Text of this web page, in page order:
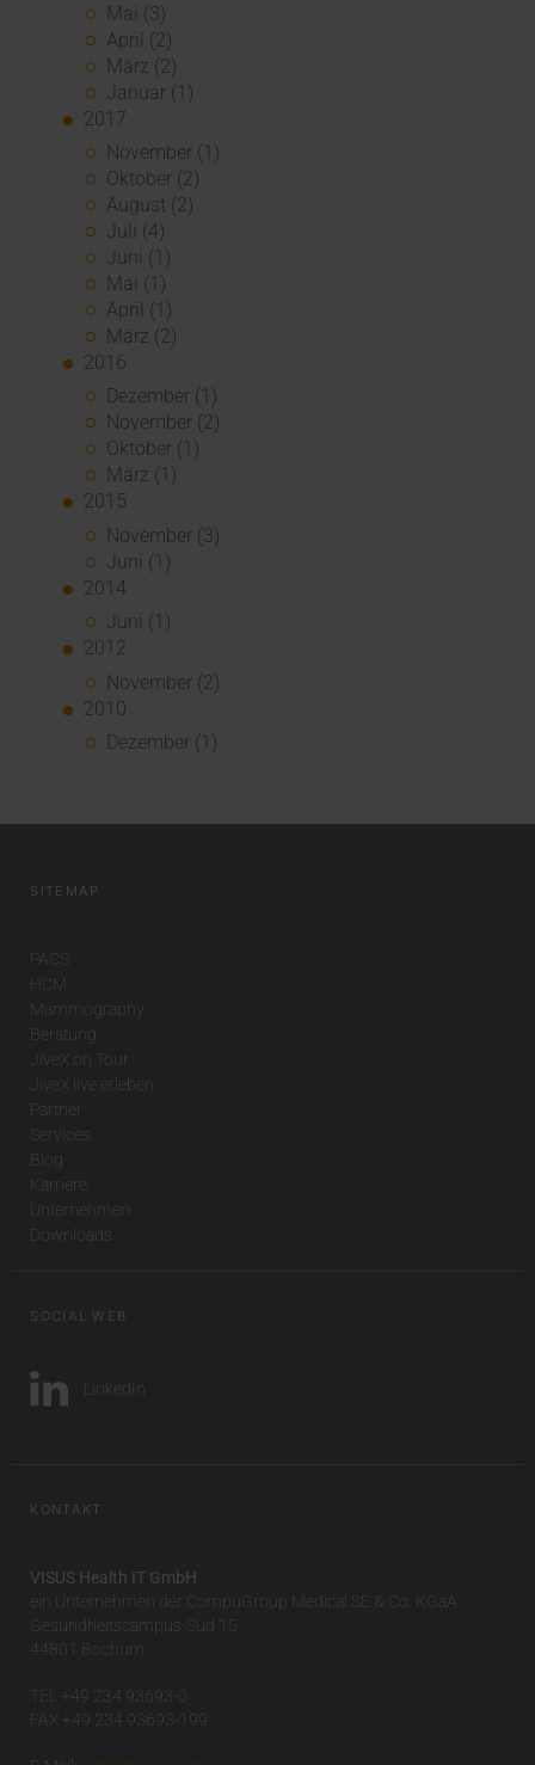
Mai (3)
April (2)
März (2)
Januar (1)
2017
November (1)
Oktober (2)
August (2)
Juli (4)
Juni (1)
Mai (1)
April (1)
März (2)
2016
Dezember (1)
November (2)
Oktober (1)
März (1)
2015
November (3)
Juni (1)
2014
Juni (1)
2012
November (2)
2010
Dezember (1)
SITEMAP
PACS
HCM
Mammography
Beratung
JiveX on Tour
JiveX live erleben
Partner
Services
Blog
Karriere
Unternehmen
Downloads
SOCIAL WEB
LinkedIn
KONTAKT
VISUS Health IT GmbH
ein Unternehmen der CompuGroup Medical SE & Co. KGaA
Gesundheitscampus-Süd 15
44801 Bochum
TEL +49 234 93693-0
FAX +49 234 93693-199